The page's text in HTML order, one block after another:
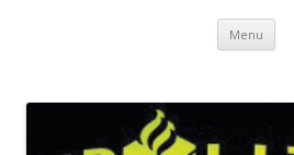
Menu